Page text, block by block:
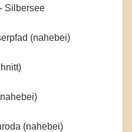
Silbersee
(nahebei)
(nahebei)